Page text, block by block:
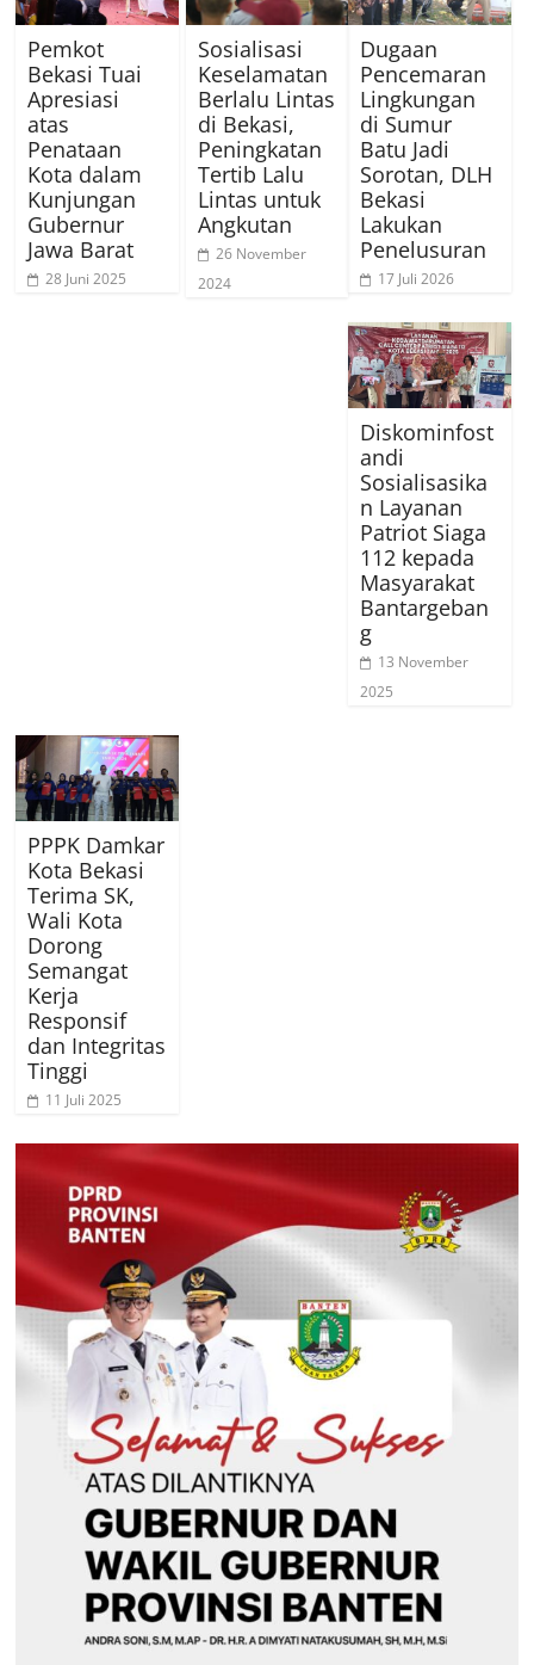
Pemkot
Bekasi Tuai
Apresiasi
atas
Penataan
Kota dalam
Kunjungan
Gubernur
Jawa Barat
28 Juni 2025
Sosialisasi
Keselamatan
Berlalu Lintas
di Bekasi,
Peningkatan
Tertib Lalu
Lintas untuk
Angkutan
26 November
2024
Dugaan
Pencemaran
Lingkungan
di Sumur
Batu Jadi
Sorotan, DLH
Bekasi
Lakukan
Penelusuran
17 Juli 2026
Diskominfost
andi
Sosialisasika
n Layanan
Patriot Siaga
112 kepada
Masyarakat
Bantargeban
g
13 November
2025
PPPK Damkar
Kota Bekasi
Terima SK,
Wali Kota
Dorong
Semangat
Kerja
Responsif
dan Integritas
Tinggi
11 Juli 2025